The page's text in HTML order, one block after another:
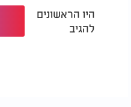
היו הראשונים
להגיב